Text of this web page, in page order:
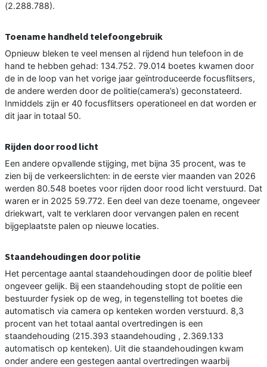
(2.288.788).
Toename handheld telefoongebruik
Opnieuw bleken te veel mensen al rijdend hun telefoon in de
hand te hebben gehad: 134.752. 79.014 boetes kwamen door
de in de loop van het vorige jaar geïntroduceerde focusflitsers,
de andere werden door de politie(camera’s) geconstateerd.
Inmiddels zijn er 40 focusflitsers operationeel en dat worden er
dit jaar in totaal 50.
Rijden door rood licht
Een andere opvallende stijging, met bijna 35 procent, was te
zien bij de verkeerslichten: in de eerste vier maanden van 2026
werden 80.548 boetes voor rijden door rood licht verstuurd. Dat
waren er in 2025 59.772. Een deel van deze toename, ongeveer
driekwart, valt te verklaren door vervangen palen en recent
bijgeplaatste palen op nieuwe locaties.
Staandehoudingen door politie
Het percentage aantal staandehoudingen door de politie bleef
ongeveer gelijk. Bij een staandehouding stopt de politie een
bestuurder fysiek op de weg, in tegenstelling tot boetes die
automatisch via camera op kenteken worden verstuurd. 8,3
procent van het totaal aantal overtredingen is een
staandehouding (215.393 staandehouding , 2.369.133
automatisch op kenteken). Uit die staandehoudingen kwam
onder andere een gestegen aantal overtredingen waarbij